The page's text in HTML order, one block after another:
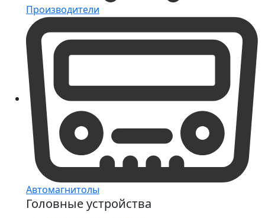
Производители
Автомагнитолы
Головные устройства